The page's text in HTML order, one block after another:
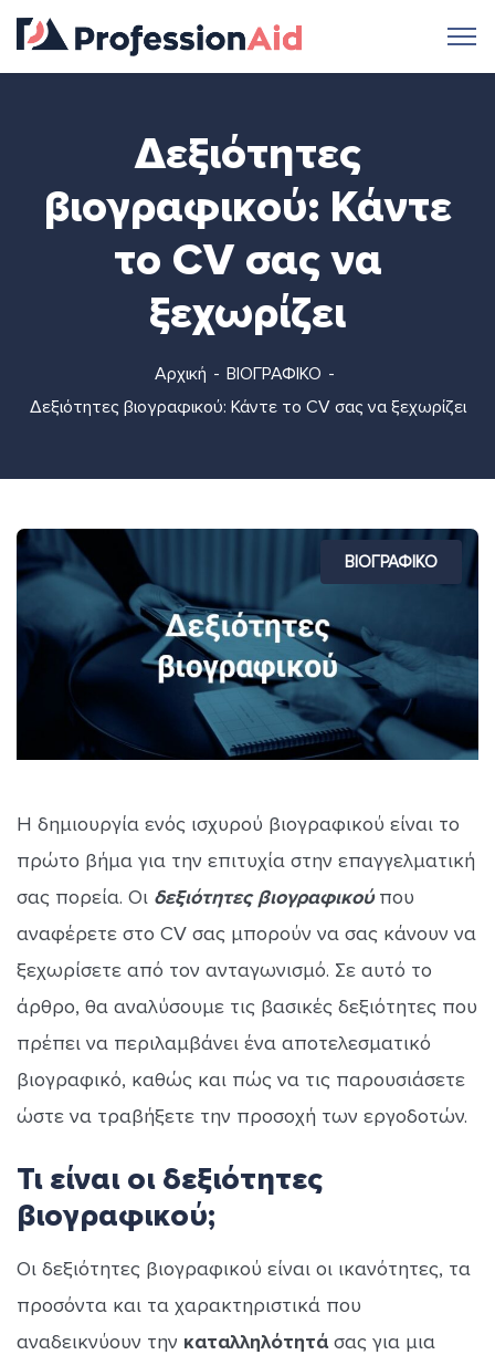
Δεξιότητες
βιογραφικού: Κάντε
το CV σας να
ξεχωρίζει
Αρχική
ΒΙΟΓΡΑΦΙΚΟ
Δεξιότητες βιογραφικού: Κάντε το CV σας να ξεχωρίζει
ΒΙΟΓΡΑΦΙΚΟ
Η δημιουργία ενός ισχυρού βιογραφικού είναι το
πρώτο βήμα για την επιτυχία στην επαγγελματική
σας πορεία. Οι δεξιότητες βιογραφικούπου
αναφέρετε στο CV σας μπορούν να σας κάνουν να
ξεχωρίσετε από τον ανταγωνισμό. Σε αυτό το
άρθρο, θα αναλύσουμε τις βασικές δεξιότητες που
πρέπει να περιλαμβάνει ένα αποτελεσματικό
βιογραφικό, καθώς και πώς να τις παρουσιάσετε
ώστε να τραβήξετε την προσοχή των εργοδοτών.
Τι είναι οι δεξιότητες
βιογραφικού;
Οι δεξιότητες βιογραφικού είναι οι ικανότητες, τα
προσόντα και τα χαρακτηριστικά που
αναδεικνύουν την καταλληλότητάσας για μια